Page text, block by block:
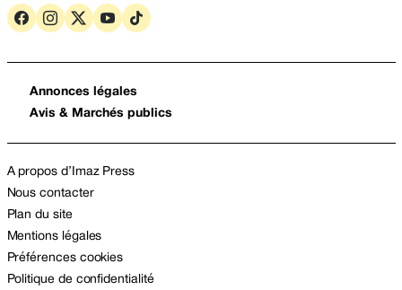
Annonces légales
Avis & Marchés publics
A propos d’Imaz Press
Nous contacter
Plan du site
Mentions légales
Préférences cookies
Politique de confidentialité